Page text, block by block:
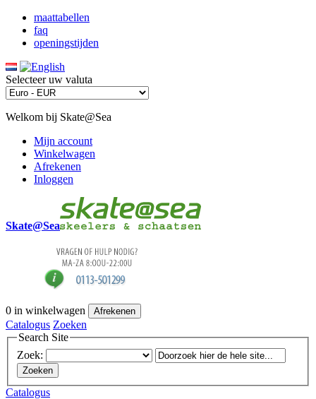
maattabellen
faq
openingstijden
Selecteer uw valuta
Welkom bij Skate@Sea
Mijn account
Winkelwagen
Afrekenen
Inloggen
Skate@Sea
0 in winkelwagen Afrekenen
Catalogus Zoeken
Search Site
Zoek:
Zoeken
Catalogus